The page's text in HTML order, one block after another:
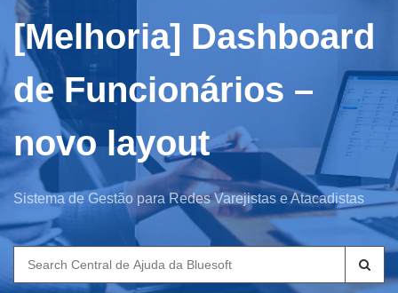
[Melhoria] Dashboard
de Funcionários –
novo layout
Sistema de Gestão para Redes Varejistas e Atacadistas
Search
for: